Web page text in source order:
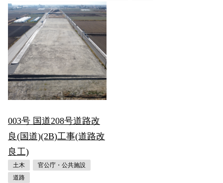
003号 国道208号道路改
良(国道)(2B)工事(道路改
良工)
土木
官公庁・公共施設
道路